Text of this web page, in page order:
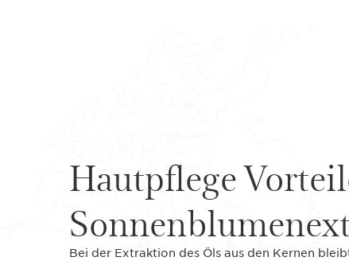
Hautpflege
Bei der Extraktion des Öls aus den Kernen